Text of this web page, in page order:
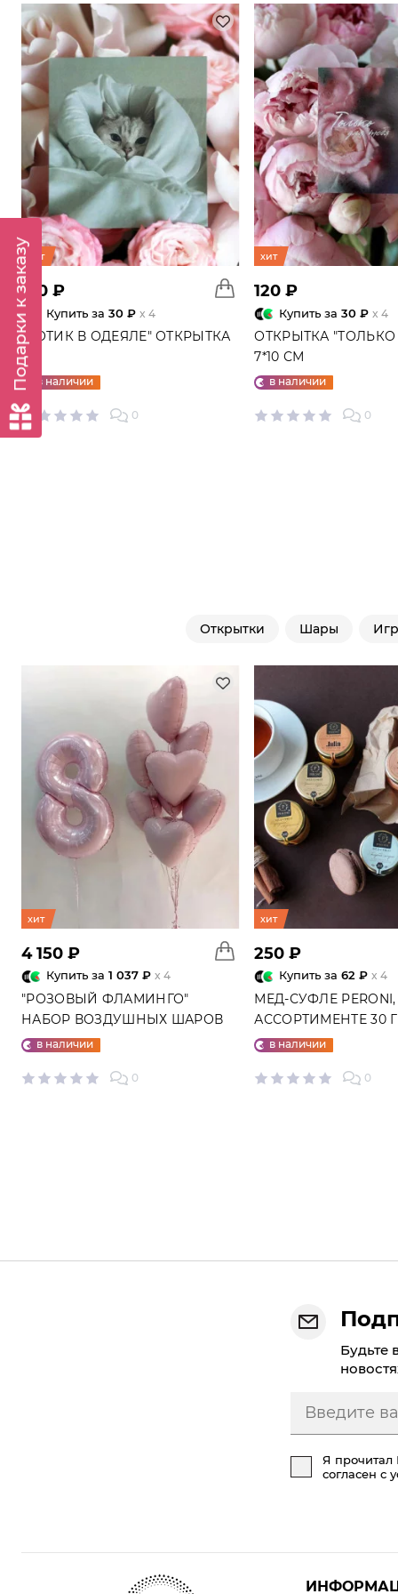
хит
120 ₽
Купить за 30 ₽ x 4
"КОТИК В ОДЕЯЛЕ" ОТКРЫТКА
в наличии
0
хит
120 ₽
Купить за 30 ₽ x 4
ОТКРЫТКА "ТОЛЬКО
7*10 СМ
в наличии
0
Открытки Шары
хит
4 150 ₽
Купить за 1 037 ₽ x 4
"РОЗОВЫЙ ФЛАМИНГО"
НАБОР ВОЗДУШНЫХ ШАРОВ
№25в наличии
0
хит
250 ₽
Купить за 62 ₽ x 4
МЕД-СУФЛЕ
АССОРТИМЕНТЕ 30
в наличии
0
Будьте
Я прочитал
согласен с
Подарки к заказу